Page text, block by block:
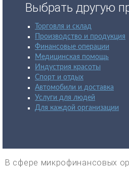
Выбрать другую
Торговля и склад
Производство и продукция
Финансовые операции
Медицинская помощь
Индустрия красоты
Спорт и отдых
Автомобили и доставка
Услуги для людей
Для каждой организации
В сфере микрофинансовых